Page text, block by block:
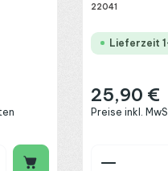
um die
oder benutze
den
22041
Lieferzeit
Regulärer Preis:
25,90 €
Preise inkl.